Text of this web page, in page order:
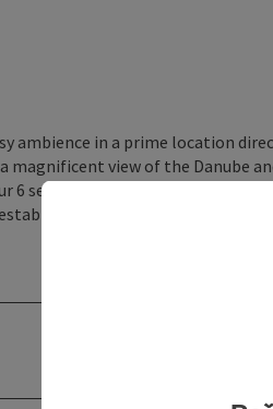
ambience in a prime location
magnificent view of the Danube
6 seminar rooms with daylight
(rental bikes).